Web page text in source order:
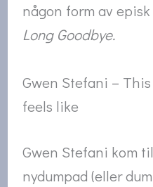
någon form av
Long Goodbye.
Gwen Stefani –
feels like
Gwen Stefani kom
nydumpad (eller